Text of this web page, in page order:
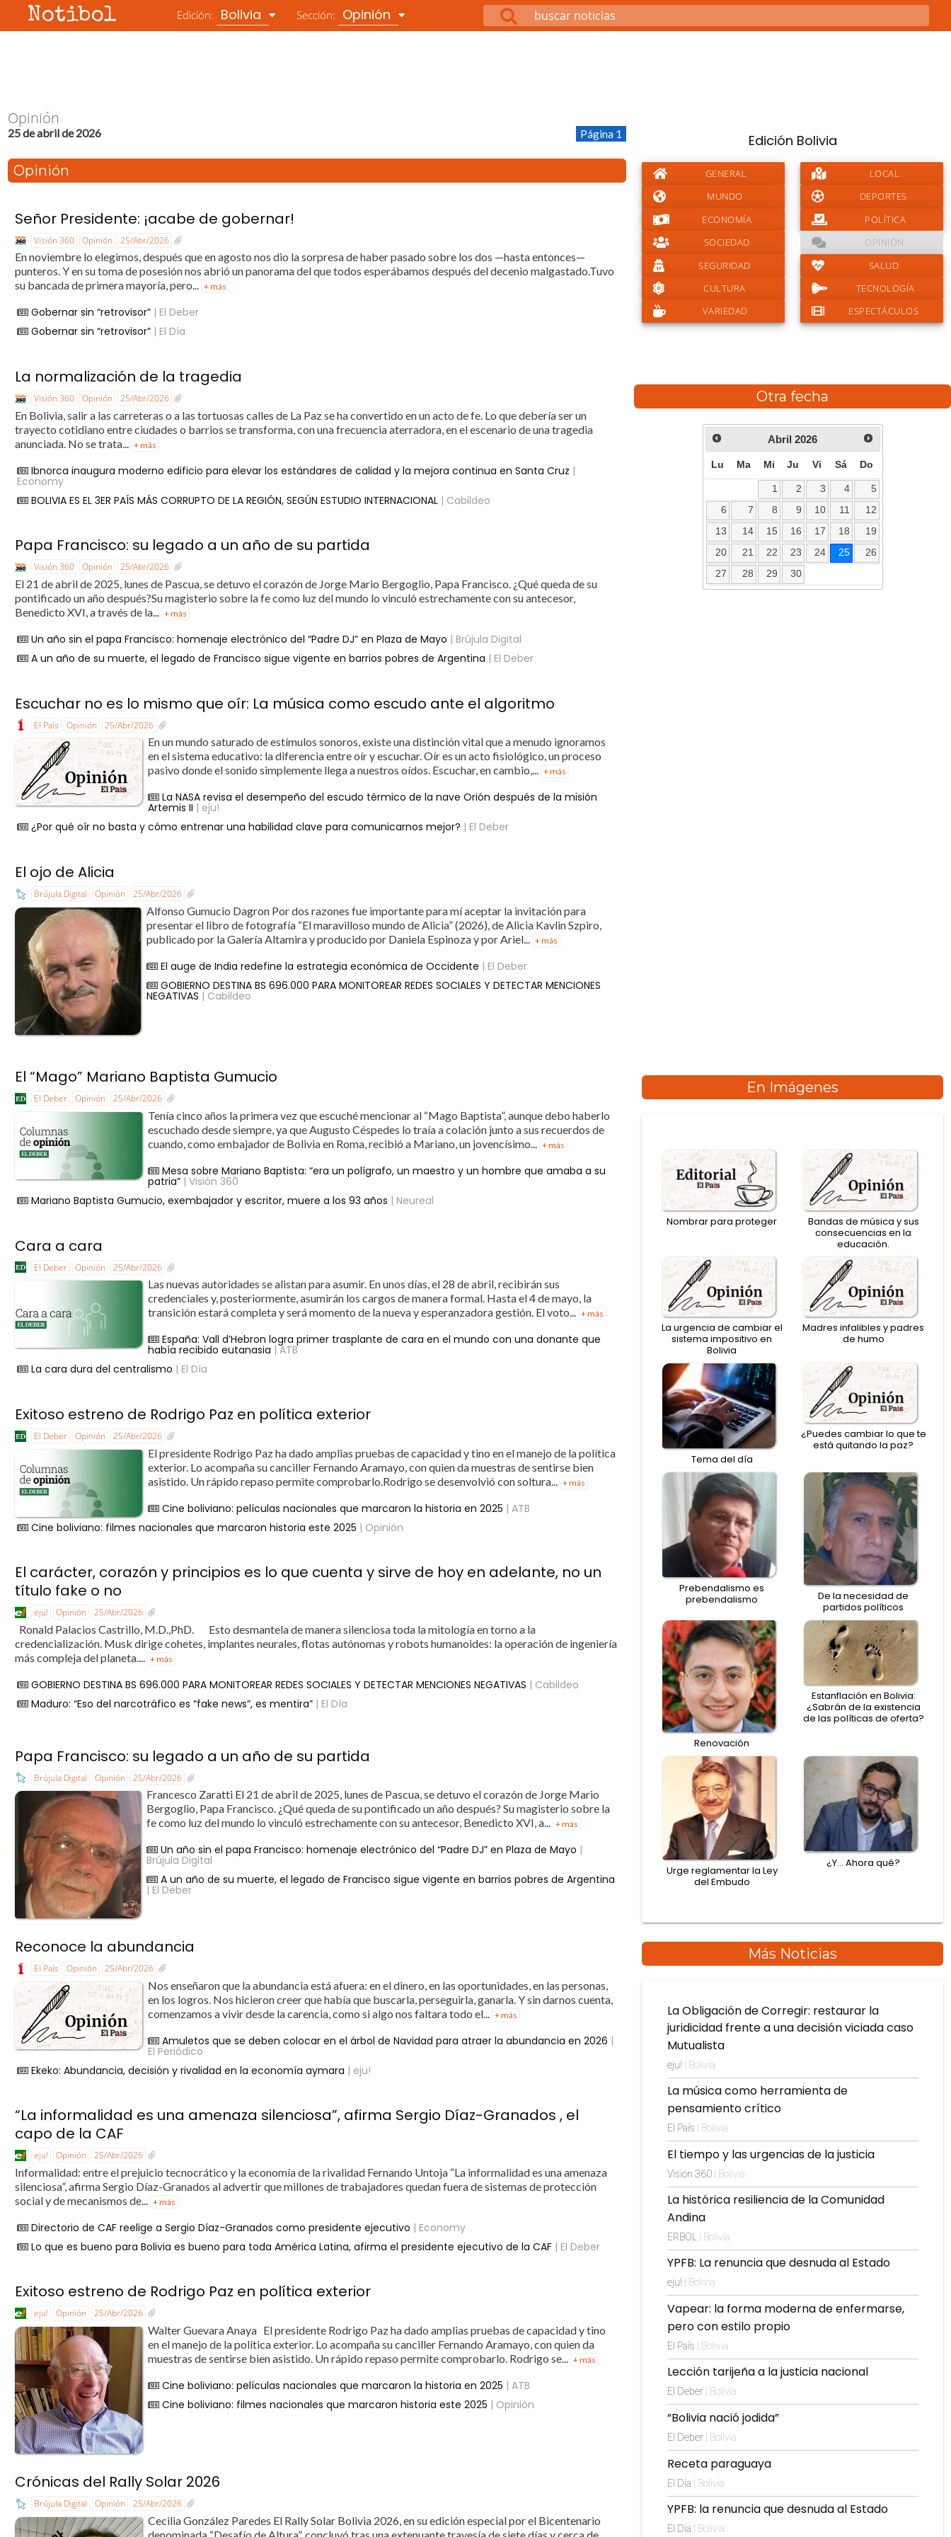
Notibol Edición: Bolivia Sección: Opinión
Opinión
25 de abril de 2026 Página 1
Opinión
Señor Presidente: ¡acabe de gobernar!
Visión 360 Opinión 25/Abr/2026
En noviembre lo elegimos, después que en agosto nos dio la sorpresa de haber pasado sobre los dos —hasta entonces—
punteros. Y en su toma de posesión nos abrió un panorama del que todos esperábamos después del decenio malgastado.Tuvo
su bancada de primera mayoría, pero... + más
Gobernar sin “retrovisor” | El Deber
Gobernar sin “retrovisor” | El Día
La normalización de la tragedia
Visión 360 Opinión 25/Abr/2026
En Bolivia, salir a las carreteras o a las tortuosas calles de La Paz se ha convertido en un acto de fe. Lo que debería ser un
trayecto cotidiano entre ciudades o barrios se transforma, con una frecuencia aterradora, en el escenario de una tragedia
anunciada. No se trata...
+ más
Ibnorca inaugura moderno edificio para elevar los estándares de calidad y la mejora continua en Santa Cruz |
Economy
BOLIVIA ES EL 3ER PAÍS MÁS CORRUPTO DE LA REGIÓN, SEGÚN ESTUDIO INTERNACIONAL | Cabildeo
Papa Francisco: su legado a un año de su partida
Visión 360 Opinión 25/Abr/2026
El 21 de abril de 2025, lunes de Pascua, se detuvo el corazón de Jorge Mario Bergoglio, Papa Francisco. ¿Qué queda de su
pontificado un año después?Su magisterio sobre la fe como luz del mundo lo vinculó estrechamente con su antecesor,
Benedicto XVI, a través de la... + más
Un año sin el papa Francisco: homenaje electrónico del “Padre DJ” en Plaza de Mayo | Brújula Digital
A un año de su muerte, el legado de Francisco sigue vigente en barrios pobres de Argentina | El Deber
Escuchar no es lo mismo que oír: La música como escudo ante el algoritmo
El País Opinión 25/Abr/2026
En un mundo saturado de estímulos sonoros, existe una distinción vital que a menudo ignoramos
en el sistema educativo: la diferencia entre oír y escuchar. Oír es un acto fisiológico, un proceso
pasivo donde el sonido simplemente llega a nuestros oídos. Escuchar, en cambio,... + más
La NASA revisa el desempeño del escudo térmico de la nave Orión después de la misión
Artemis II | eju!
¿Por qué oír no basta y cómo entrenar una habilidad clave para comunicarnos mejor? | El Deber
El ojo de Alicia
Brújula Digital Opinión 25/Abr/2026
Alfonso Gumucio Dagron Por dos razones fue importante para mí aceptar la invitación para
presentar el libro de fotografía “El maravilloso mundo de Alicia” (2026), de Alicia Kavlin Szpiro,
publicado por la Galería Altamira y producido por Daniela Espinoza y por Ariel...
+ más
El auge de India redefine la estrategia económica de Occidente | El Deber
GOBIERNO DESTINA BS 696.000 PARA MONITOREAR REDES SOCIALES Y DETECTAR MENCIONES
NEGATIVAS | Cabildeo
Edición Bolivia
GENERAL
LOCAL
MUNDO
DEPORTES
ECONOMÍA
POLÍTICA
SOCIEDAD
OPINIÓN
SEGURIDAD
SALUD
CULTURA
TECNOLOGÍA
VARIEDAD
ESPECTÁCULOS
Otra fecha
Abril 2026
Lu Ma Mi Ju Vi Sá Do
1 2 3 4
5
6
7 8 9 10 11
12
13
14 15 16 17 18
19
20
21 22 23 24 25
26
27
28 29 30
El “Mago” Mariano Baptista Gumucio
El Deber Opinión 25/Abr/2026
Tenía cinco años la primera vez que escuché mencionar al “Mago Baptista”, aunque debo haberlo
escuchado desde siempre, ya que Augusto Céspedes lo traía a colación junto a sus recuerdos de
cuando, como embajador de Bolivia en Roma, recibió a Mariano, un jovencísimo... + más
Mesa sobre Mariano Baptista: “era un polígrafo, un maestro y un hombre que amaba a su
patria” | Visión 360
Mariano Baptista Gumucio, exembajador y escritor, muere a los 93 años | Neureal
Cara a cara
El Deber Opinión 25/Abr/2026
Las nuevas autoridades se alistan para asumir. En unos días, el 28 de abril, recibirán sus
credenciales y, posteriormente, asumirán los cargos de manera formal. Hasta el 4 de mayo, la
transición estará completa y será momento de la nueva y esperanzadora gestión. El voto... + más
España: Vall d’Hebron logra primer trasplante de cara en el mundo con una donante que
había recibido eutanasia | ATB
La cara dura del centralismo | El Día
Exitoso estreno de Rodrigo Paz en política exterior
El Deber Opinión 25/Abr/2026
El presidente Rodrigo Paz ha dado amplias pruebas de capacidad y tino en el manejo de la política
exterior. Lo acompaña su canciller Fernando Aramayo, con quien da muestras de sentirse bien
asistido. Un rápido repaso permite comprobarlo.Rodrigo se desenvolvió con soltura...
+ más
Cine boliviano: películas nacionales que marcaron la historia en 2025 | ATB
Cine boliviano: filmes nacionales que marcaron historia este 2025 | Opinión
El carácter, corazón y principios es lo que cuenta y sirve de hoy en adelante, no un
título fake o no
eju! Opinión 25/Abr/2026
Ronald Palacios Castrillo, M.D.,PhD. Esto desmantela de manera silenciosa toda la mitología en torno a la
credencialización. Musk dirige cohetes, implantes neurales, flotas autónomas y robots humanoides: la operación de ingeniería
más compleja del planeta.... + más
GOBIERNO DESTINA BS 696.000 PARA MONITOREAR REDES SOCIALES Y DETECTAR MENCIONES NEGATIVAS | Cabildeo
Maduro: “Eso del narcotráfico es “fake news”, es mentira” | El Día
Papa Francisco: su legado a un año de su partida
Brújula Digital Opinión 25/Abr/2026
Francesco Zaratti El 21 de abril de 2025, lunes de Pascua, se detuvo el corazón de Jorge Mario
Bergoglio, Papa Francisco. ¿Qué queda de su pontificado un año después? Su magisterio sobre la
fe como luz del mundo lo vinculó estrechamente con su antecesor, Benedicto XVI, a... + más
Un año sin el papa Francisco: homenaje electrónico del “Padre DJ” en Plaza de Mayo |
Brújula Digital
A un año de su muerte, el legado de Francisco sigue vigente en barrios pobres de Argentina
| El Deber
Reconoce la abundancia
El País Opinión 25/Abr/2026
Nos enseñaron que la abundancia está afuera: en el dinero, en las oportunidades, en las personas,
en los logros. Nos hicieron creer que había que buscarla, perseguirla, ganarla. Y sin darnos cuenta,
comenzamos a vivir desde la carencia, como si algo nos faltara todo el...
+ más
Amuletos que se deben colocar en el árbol de Navidad para atraer la abundancia en 2026 |
El Periódico
Ekeko: Abundancia, decisión y rivalidad en la economía aymara | eju!
“La informalidad es una amenaza silenciosa”, afirma Sergio Díaz-Granados , el
capo de la CAF
eju! Opinión 25/Abr/2026
Informalidad: entre el prejuicio tecnocrático y la economía de la rivalidad Fernando Untoja “La informalidad es una amenaza
silenciosa”, afirma Sergio Díaz-Granados al advertir que millones de trabajadores quedan fuera de sistemas de protección
social y de mecanismos de... + más
Directorio de CAF reelige a Sergio Díaz-Granados como presidente ejecutivo | Economy
Lo que es bueno para Bolivia es bueno para toda América Latina, afirma el presidente ejecutivo de la CAF | El Deber
Exitoso estreno de Rodrigo Paz en política exterior
eju! Opinión 25/Abr/2026
Walter Guevara Anaya El presidente Rodrigo Paz ha dado amplias pruebas de capacidad y tino
en el manejo de la política exterior. Lo acompaña su canciller Fernando Aramayo, con quien da
muestras de sentirse bien asistido. Un rápido repaso permite comprobarlo. Rodrigo se... + más
Cine boliviano: películas nacionales que marcaron la historia en 2025 | ATB
Cine boliviano: filmes nacionales que marcaron historia este 2025 | Opinión
Crónicas del Rally Solar 2026
Brújula Digital Opinión 25/Abr/2026
Cecilia González Paredes El Rally Solar Bolivia 2026, en su edición especial por el Bicentenario
denominada “Desafío de Altura”, concluyó tras una extenuante travesía de siete días y cerca de
En Imágenes
Nombrar para proteger
Bandas de música y sus
consecuencias en la
educación.
La urgencia de cambiar el
sistema impositivo en
Bolivia
Madres infalibles y padres
de humo
Tema del día
¿Puedes cambiar lo que te
está quitando la paz?
Prebendalismo es
prebendalismo
De la necesidad de
partidos políticos
Renovación
Estanflación en Bolivia:
¿Sabrán de la existencia
de las políticas de oferta?
Urge reglamentar la Ley
del Embudo
¿Y… Ahora qué?
Más Noticias
La Obligación de Corregir: restaurar la
juridicidad frente a una decisión viciada caso
Mutualista
eju! | Bolivia
La música como herramienta de
pensamiento crítico
El País | Bolivia
El tiempo y las urgencias de la justicia
Visión 360 | Bolivia
La histórica resiliencia de la Comunidad
Andina
ERBOL | Bolivia
YPFB: La renuncia que desnuda al Estado
eju! | Bolivia
Vapear: la forma moderna de enfermarse,
pero con estilo propio
El País | Bolivia
Lección tarijeña a la justicia nacional
El Deber | Bolivia
“Bolivia nació jodida”
El Deber | Bolivia
Receta paraguaya
El Día | Bolivia
YPFB: la renuncia que desnuda al Estado
El Día | Bolivia